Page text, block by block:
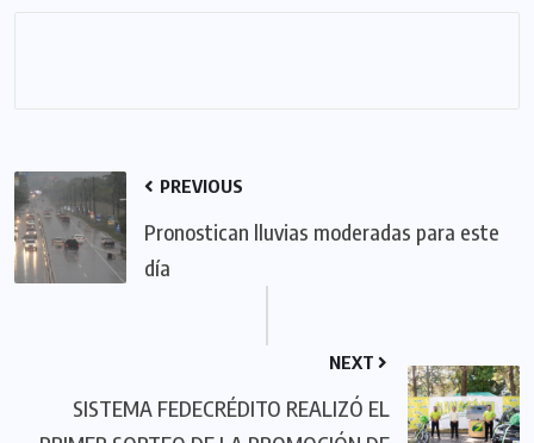
PREVIOUS
Pronostican lluvias moderadas para este
día
NEXT
SISTEMA FEDECRÉDITO REALIZÓ EL